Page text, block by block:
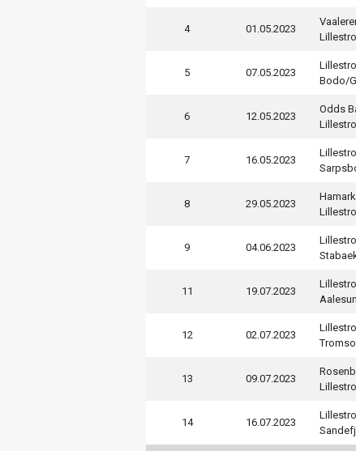
4 01.05.2023
5 07.05.2023
Bodo/
6 12.05.2023
Odds
7 16.05.2023
8 29.05.2023
9 04.06.2023
11 19.07.2023
12 02.07.2023
13 09.07.2023
14 16.07.2023